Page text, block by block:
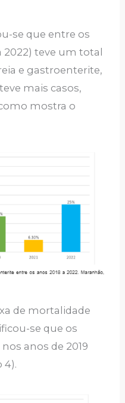
se que entre os
2022) teve um total
e gastroenterite,
mais casos,
mostra o
de mortalidade
se que os
anos de 2019
4).